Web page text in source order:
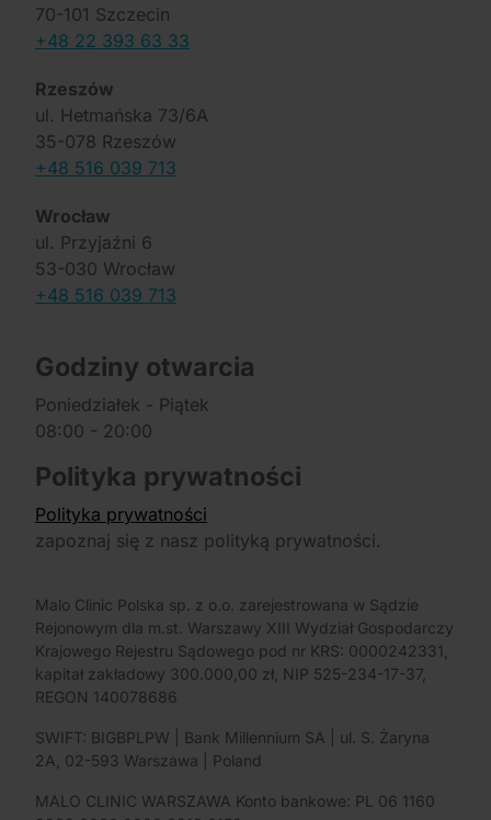
70-101 Szczecin
+48 22 393 63 33
Rzeszów
ul. Hetmańska 73/6A
35-078 Rzeszów
+48 516 039 713
Wrocław
ul. Przyjaźni 6
53-030 Wrocław
+48 516 039 713
Godziny otwarcia
Poniedziałek - Piątek
08:00 - 20:00
Polityka prywatności
Polityka prywatności
zapoznaj się z nasz polityką prywatności.
Malo Clinic Polska sp. z o.o. zarejestrowana w Sądzie
Rejonowym dla m.st. Warszawy XIII Wydział Gospodarczy
Krajowego Rejestru Sądowego pod nr KRS: 0000242331,
kapitał zakładowy 300.000,00 zł, NIP 525-234-17-37,
REGON 140078686
SWIFT: BIGBPLPW | Bank Millennium SA | ul. S. Żaryna
2A, 02-593 Warszawa | Poland
MALO CLINIC WARSZAWA Konto bankowe: PL 06 1160